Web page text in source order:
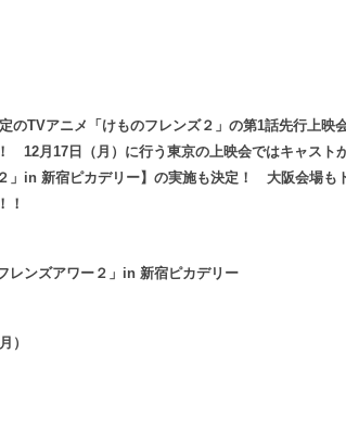
のTVアニメ「けものフレンズ２」の第1話先行上映
12月17日（月）に行う東京の上映会ではキャスト
２」in 新宿ピカデリー】の実施も決定！ 大阪会場
！
レンズアワー２」in 新宿ピカデリー
）